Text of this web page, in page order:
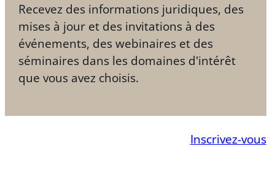
Recevez des informations juridiques, des
mises à jour et des invitations à des
événements, des webinaires et des
séminaires dans les domaines d'intérêt
que vous avez choisis.
Inscrivez-vous